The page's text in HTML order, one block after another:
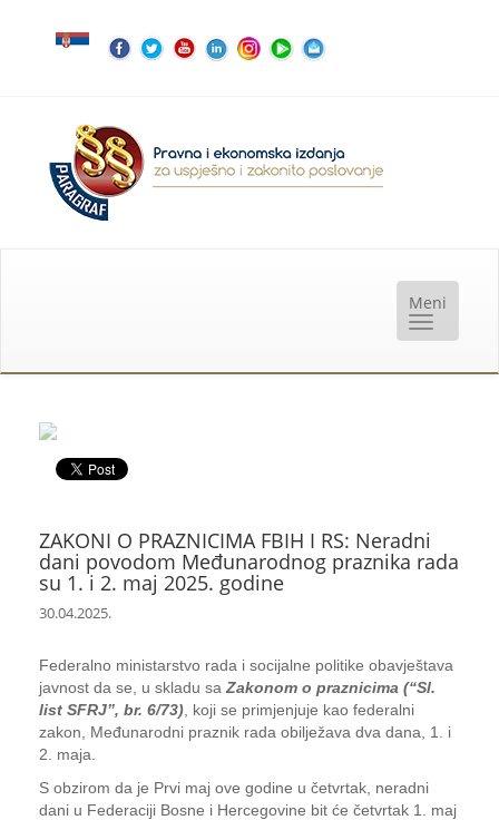
ZAKONI O PRAZNICIMA FBIH I RS: Neradni
dani povodom Međunarodnog praznika rada
su 1. i 2. maj 2025. godine
30.04.2025.
Federalno ministarstvo rada i socijalne politike obavještava
javnost da se, u skladu sa Zakonom o praznicima (“Sl.
list SFRJ”, br. 6/73) , koji se primjenjuje kao federalni
zakon, Međunarodni praznik rada obilježava dva dana, 1. i
2. maja.
S obzirom da je Prvi maj ove godine u četvrtak, neradni
dani u Federaciji Bosne i Hercegovine bit će četvrtak 1. maj